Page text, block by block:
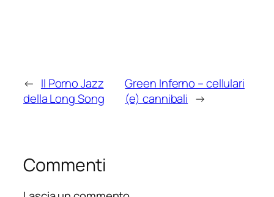
← Il Porno Jazz
della Long Song
Green Inferno – cellulari
(e) cannibali →
Commenti